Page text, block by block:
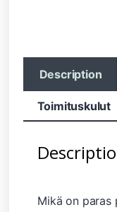
Description
Toimituskulut
Mikä on paras